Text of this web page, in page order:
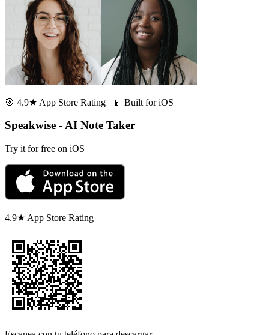
🎯 4.9★ App Store Rating | 📱 Built for iOS
Speakwise - AI Note Taker
Try it for free on iOS
4.9★ App Store Rating